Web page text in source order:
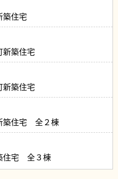
築住宅
新築住宅
新築住宅
築住宅 全２棟
住宅 全３棟